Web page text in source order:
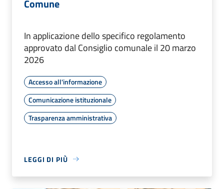
Comune
In applicazione dello specifico regolamento
approvato dal Consiglio comunale il 20 marzo
2026
Accesso all'informazione
Comunicazione istituzionale
Trasparenza amministrativa
LEGGI DI PIÙ